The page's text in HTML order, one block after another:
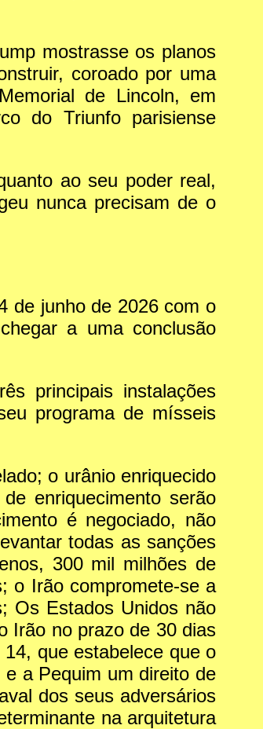
mostrasse os planos
coroado por uma
de Lincoln, em
do Triunfo parisiense
ao seu poder real,
nunca precisam de o
de junho de 2026 com o
a uma conclusão
principais instalações
programa de mísseis
o urânio enriquecido
enriquecimento serão
é negociado, não
todas as sanções
300 mil milhões de
o Irão compromete-se a
Os Estados Unidos não
Irão no prazo de 30 dias
que estabelece que o
a Pequim um direito de
dos seus adversários
na arquitetura